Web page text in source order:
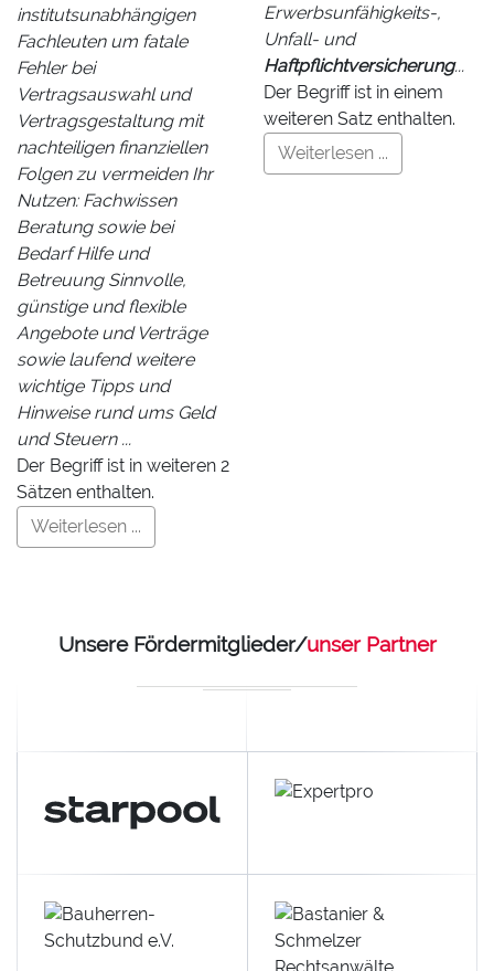
institutsunabhängigen
Fachleuten um fatale
Fehler bei
Vertragsauswahl und
Vertragsgestaltung mit
nachteiligen finanziellen
Folgen zu vermeiden Ihr
Nutzen: Fachwissen
Beratung sowie bei
Bedarf Hilfe und
Betreuung Sinnvolle,
günstige und flexible
Angebote und Verträge
sowie laufend weitere
wichtige Tipps und
Hinweise rund ums Geld
und Steuern ...
Der Begriff ist in weiteren 2
Sätzen enthalten.
Weiterlesen ...
Erwerbsunfähigkeits-,
Unfall- und
Haftpflichtversicherung...
Der Begriff ist in einem
weiteren Satz enthalten.
Weiterlesen ...
Unsere Fördermitglieder/unser Partner